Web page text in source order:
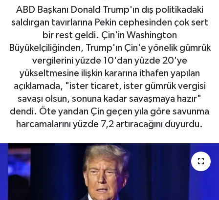
ABD Başkanı Donald Trump'ın dış politikadaki
saldırgan tavırlarına Pekin cephesinden çok sert
bir rest geldi. Çin'in Washington
Büyükelçiliğinden, Trump'ın Çin'e yönelik gümrük
vergilerini yüzde 10'dan yüzde 20'ye
yükseltmesine ilişkin kararına ithafen yapılan
açıklamada, "ister ticaret, ister gümrük vergisi
savaşı olsun, sonuna kadar savaşmaya hazır"
dendi. Öte yandan Çin geçen yıla göre savunma
harcamalarını yüzde 7,2 artıracağını duyurdu.
Haber Arşivi